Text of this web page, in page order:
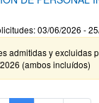
03/06/2026 -
admitidas y excluidas
(ambos incluídos)